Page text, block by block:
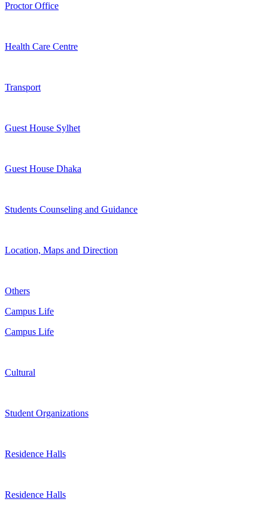
Proctor Office
Health Care Centre
Transport
Guest House Sylhet
Guest House Dhaka
Students Counseling and Guidance
Location, Maps and Direction
Others
Campus Life
Campus Life
Cultural
Student Organizations
Residence Halls
Residence Halls